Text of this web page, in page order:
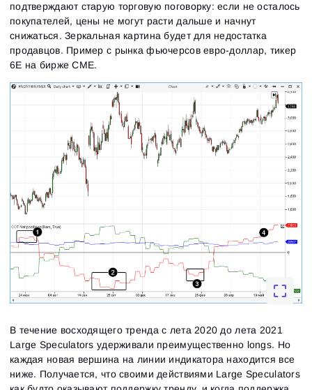
подтверждают старую торговую поговорку: если не осталось
покупателей, цены не могут расти дальше и начнут
снижаться. Зеркальная картина будет для недостатка
продавцов. Пример с рынка фьючерсов евро-доллар, тикер
6Е на бирже СМЕ.
В течение восходящего тренда с лета 2020 до лета 2021
Large Speculators удерживали преимущественно longs. Но
каждая новая вершина на линии индикатора находится все
ниже. Получается, что своими действиями Large Speculators
Email
Пароль
Восстановить пароль
Введи адрес электронной почты, и мы отправим
ссылку для создания нового пароля.
Email
Email
Я хочу получать специальные предложения от
ATAS
Я принимаю: Terms of use,License agreement.